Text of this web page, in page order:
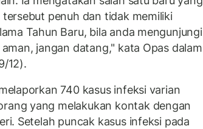
penuh dan tidak memiliki
Tahun Baru, bila anda mengunjungi
jangan datang," kata Opas dalam
12).
740 kasus infeksi varian
yang melakukan kontak dengan
Setelah puncak kasus infeksi pada